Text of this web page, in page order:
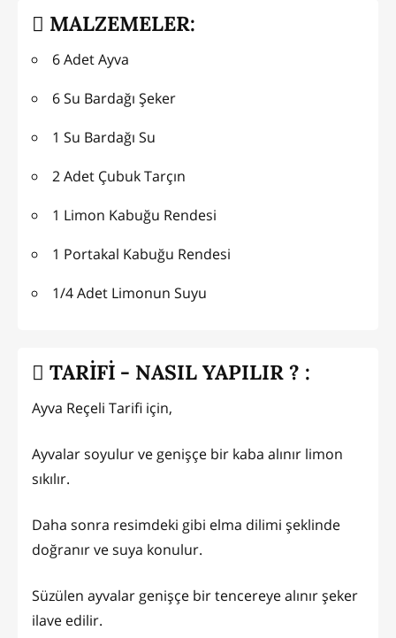
MALZEMELER:
6 Adet Ayva
6 Su Bardağı Şeker
1 Su Bardağı Su
2 Adet Çubuk Tarçın
1 Limon Kabuğu Rendesi
1 Portakal Kabuğu Rendesi
1/4 Adet Limonun Suyu
TARİFİ - NASIL YAPILIR ? :
Ayva Reçeli Tarifi için,
Ayvalar soyulur ve genişçe bir kaba alınır limon
sıkılır.
Daha sonra resimdeki gibi elma dilimi şeklinde
doğranır ve suya konulur.
Süzülen ayvalar genişçe bir tencereye alınır şeker
ilave edilir.